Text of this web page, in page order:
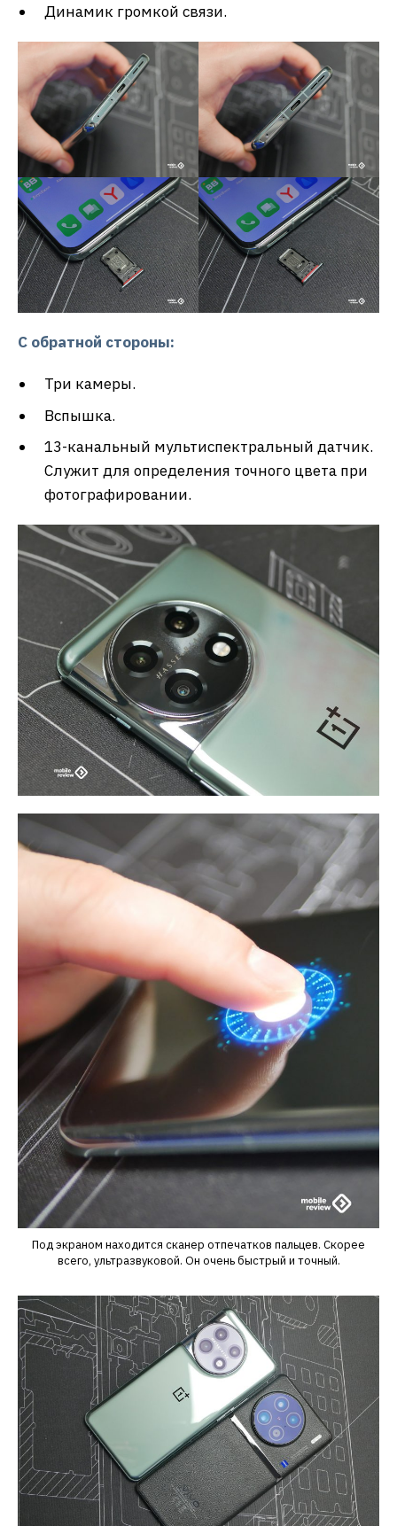
Динамик громкой связи.
С обратной стороны:
Три камеры.
Вспышка.
13-канальный мультиспектральный датчик.
Служит для определения точного цвета при
фотографировании.
Под экраном находится сканер отпечатков пальцев. Скорее
всего, ультразвуковой. Он очень быстрый и точный.